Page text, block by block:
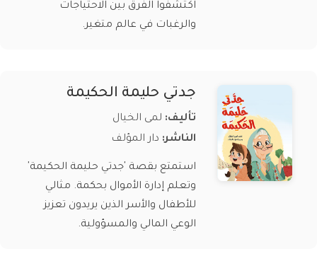
اكتشفوا الفرق بين الاحتياجات
والرغبات في عالم متغير.
جدتي حليمة الحكيمة
تأليف: لمى الخيال
الناشر: دار المؤلف
استمتع بقصة 'جدتي حليمة الحكيمة'
وتعلم إدارة الأموال بحكمة. مثالي
للأطفال والأسر الذين يريدون تعزيز
الوعي المالي والمسؤولية.